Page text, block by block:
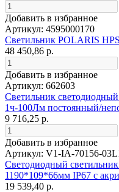
Добавить в избранное
Артикул: 4595000170
Светильник POLARIS
48 450,86 р.
Добавить в избранное
Артикул: 662603
Светильник
1ч-100Лм постоянный/
9 716,25 р.
Добавить в избранное
Артикул: V1-IA-70156-
Светодиодный
1190*109*66мм IP67 с
19 539,40 р.